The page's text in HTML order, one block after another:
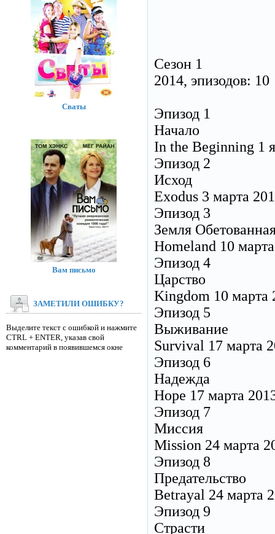
Сезон 1
2014, эпизодов: 10
Эпизод 1
Начало
In the Beginning 1
Эпизод 2
Исход
Exodus 3 марта
Эпизод 3
Земля
Homeland 10
Эпизод 4
Царство
Kingdom 10 марта
Эпизод 5
Выживание
Survival 17 марта
Эпизод 6
Надежда
Hope 17 марта
Эпизод 7
Миссия
Mission 24 марта
Эпизод 8
Предательство
Betrayal 24 марта
Эпизод 9
Страсти
Сваты
Вам письмо
ЗАМЕТИЛИ ОШИБКУ?
Выделите текст с ошибкой и нажмите
CTRL + ENTER, указав свой
комментарий в появившемся окне